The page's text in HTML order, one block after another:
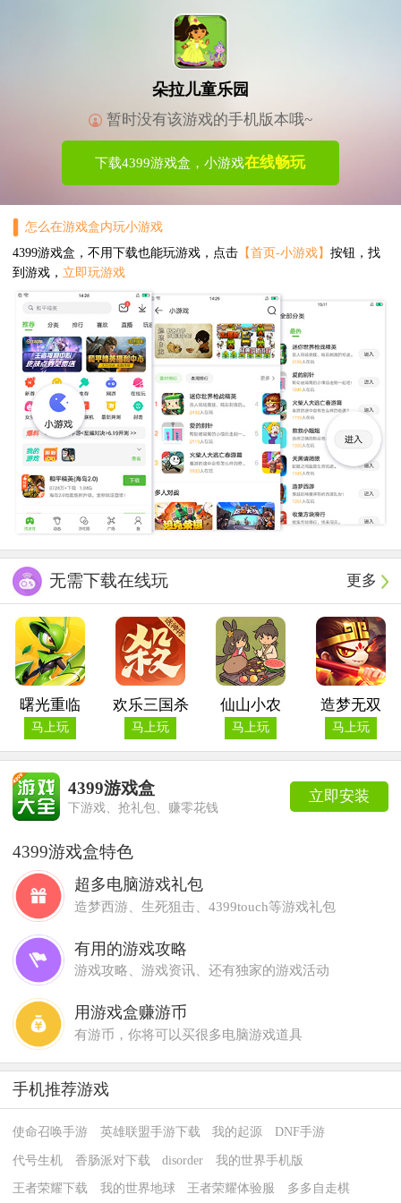
朵拉儿童乐园
暂时没有该游戏的手机版本哦~
下载4399游戏盒，小游戏在线畅玩
怎么在游戏盒内玩小游戏
4399游戏盒，不用下载也能玩游戏，点击【首页-小游戏】 按钮，找
到游戏， 立即玩游戏
更多
无需下载在线玩
曙光重临
马上玩
欢乐三国杀
马上玩
仙山小农
马上玩
造梦无双
马上玩
立即安装
4399游戏盒
下游戏、抢礼包、赚零花钱
4399游戏盒特色
超多电脑游戏礼包
造梦西游、生死狙击、4399touch等游戏礼包
有用的游戏攻略
游戏攻略、游戏资讯、还有独家的游戏活动
用游戏盒赚游币
有游币，你将可以买很多电脑游戏道具
手机推荐游戏
使命召唤手游 英雄联盟手游下载 我的起源 DNF手游
代号生机 香肠派对下载 disorder 我的世界手机版
王者荣耀下载 我的世界地球 王者荣耀体验服 多多自走棋